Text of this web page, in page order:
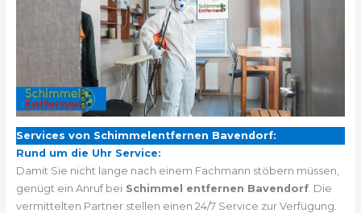
Services von Schimmelentfernen Bavendorf:
Rund um die Uhr Service:
Damit Sie nicht lange nach einem Fachmann stöbern müssen,
genügt ein Anruf bei Schimmel entfernen Bavendorf. Die
vermittelten Partner stellen einen 24/7 Service zur Verfügung.